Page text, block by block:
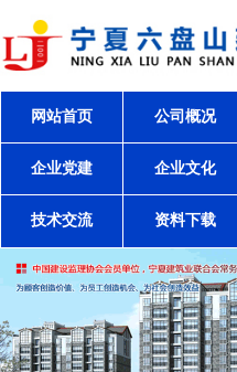
网站首页 公司概况
企业党建 企业文化
技术交流 资料下载